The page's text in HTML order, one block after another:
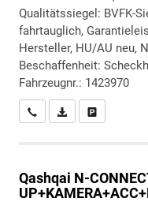
Qualitätssiegel: BVFK-
fahrtauglich,
Hersteller, HU/AU neu,
Beschaffenheit:
Fahrzeugnr.: 1423970
Wir rufen Sie an
PDF-Datei,
Qashqai N-